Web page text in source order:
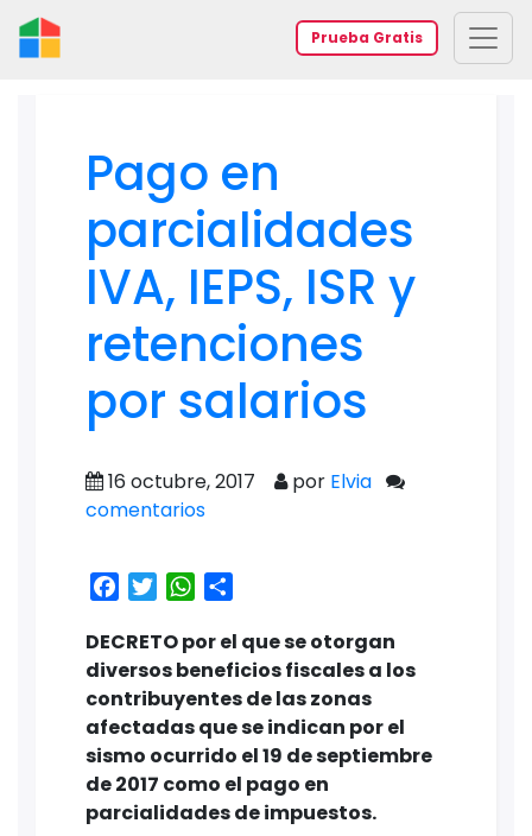
Prueba Gratis
Pago en
parcialidades
IVA, IEPS, ISR y
retenciones
por salarios
16 octubre, 2017 por Elvia
comentarios
Facebook
TwitterWhatsApp
DECRETO por el que se otorgan
diversos beneficios fiscales a los
contribuyentes de las zonas
afectadas que se indican por el
sismo ocurrido el 19 de septiembre
de 2017 como el pago en
parcialidades de impuestos.